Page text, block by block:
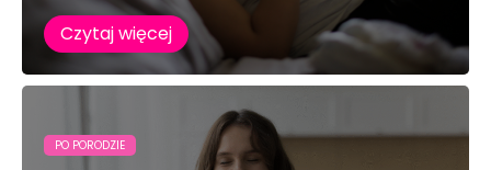
Czytaj więcej
PO PORODZIE